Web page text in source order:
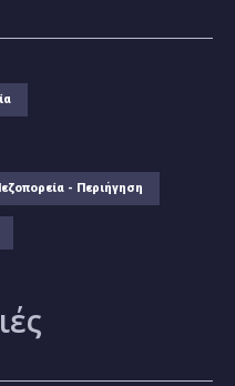
- Περιήγηση